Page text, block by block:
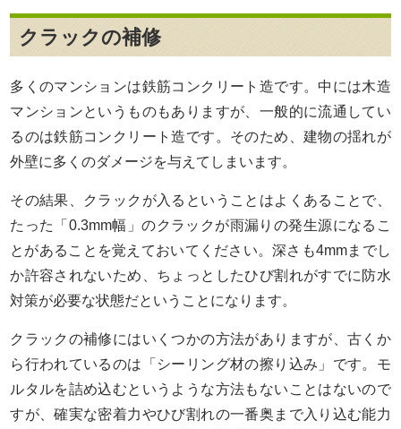
クラックの補修
多くのマンションは鉄筋コンクリート造です。中には木造
マンションというものもありますが、一般的に流通してい
るのは鉄筋コンクリート造です。そのため、建物の揺れが
外壁に多くのダメージを与えてしまいます。
その結果、クラックが入るということはよくあることで、
たった「0.3mm幅」のクラックが雨漏りの発生源になるこ
とがあることを覚えておいてください。深さも4mmまでし
か許容されないため、ちょっとしたひび割れがすでに防水
対策が必要な状態だということになります。
クラックの補修にはいくつかの方法がありますが、古くか
ら行われているのは「シーリング材の擦り込み」です。モ
ルタルを詰め込むというような方法もないことはないので
すが、確実な密着力やひび割れの一番奥まで入り込む能力